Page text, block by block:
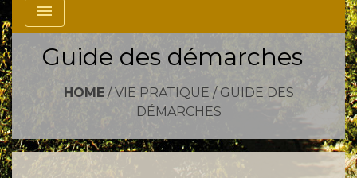
menu
Guide des démarches
HOME/ VIE PRATIQUE / GUIDE DES
DÉMARCHES